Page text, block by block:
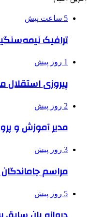
5 ساعت پیش
ترافیک
1 روز پیش
پیروزی استقلال
2 روز پیش
مدیر آموزش و پرورش دیّر: ۲۰ مدرسه
3 روز پیش
مراسم جاماندگان
5 روز پیش